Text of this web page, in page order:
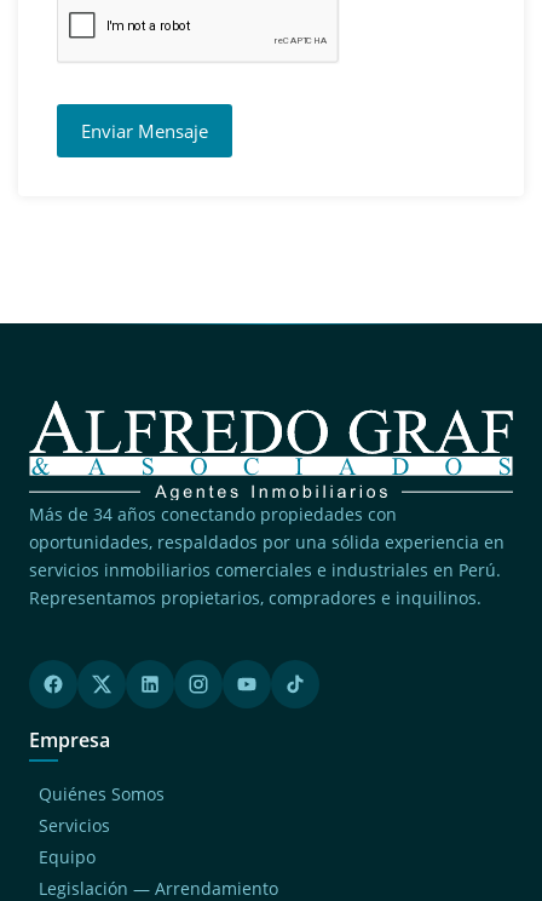
Enviar Mensaje
Más de 34 años conectando propiedades con
oportunidades, respaldados por una sólida experiencia en
servicios inmobiliarios comerciales e industriales en Perú.
Representamos propietarios, compradores e inquilinos.
Empresa
Quiénes Somos
Servicios
Equipo
Legislación — Arrendamiento